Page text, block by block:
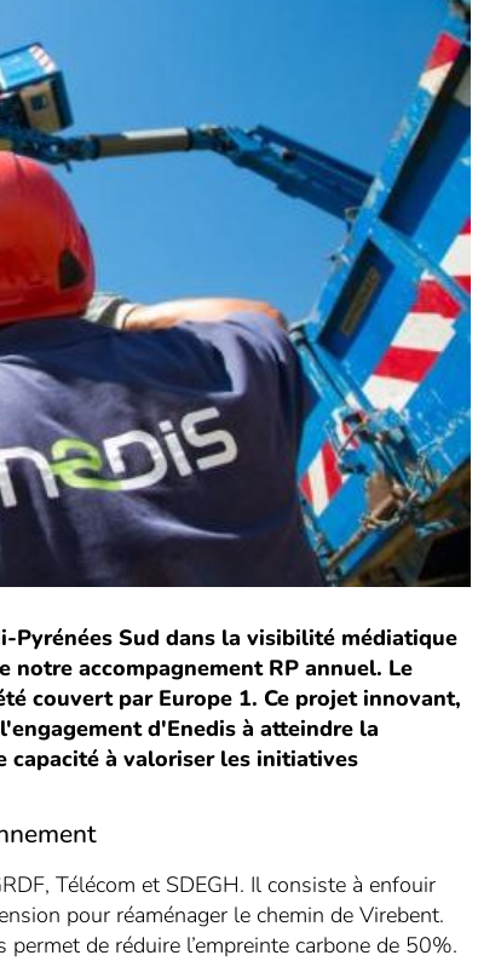
Pyrénées Sud dans la visibilité médiatique
notre accompagnement RP annuel. Le
couvert par Europe 1. Ce projet innovant,
d'Enedis à atteindre la
à valoriser les initiatives
Télécom et SDEGH. Il consiste à enfouir
pour réaménager le chemin de Virebent.
de réduire l’empreinte carbone de 50%.